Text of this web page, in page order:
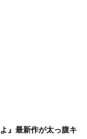
』最新作が太っ腹キ